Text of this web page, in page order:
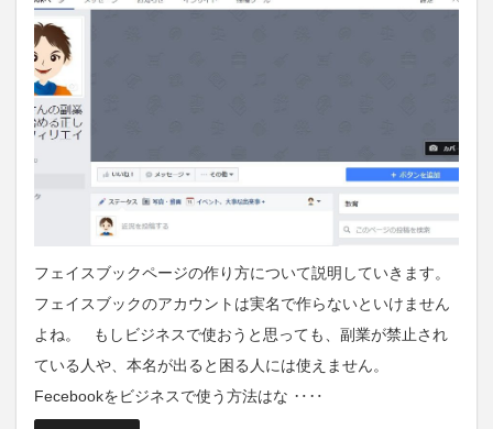
フェイスブックページの作り方について説明していきます。
フェイスブックのアカウントは実名で作らないといけません
よね。 もしビジネスで使おうと思っても、副業が禁止され
ている人や、本名が出ると困る人には使えません。
Fecebookをビジネスで使う方法はな ‥‥